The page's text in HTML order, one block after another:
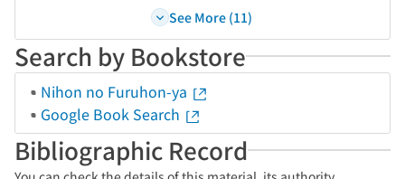
See More (11)
Search by Bookstore
Nihon no Furuhon-ya
Google Book Search
Bibliographic Record